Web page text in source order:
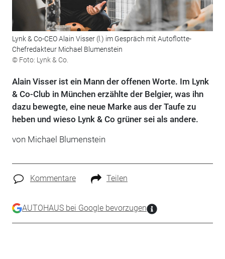
Lynk & Co-CEO Alain Visser (l.) im Gespräch mit Autoflotte-
Chefredakteur Michael Blumenstein
© Foto: Lynk & Co.
Alain Visser ist ein Mann der offenen Worte. Im Lynk
& Co-Club in München erzählte der Belgier, was ihn
dazu bewegte, eine neue Marke aus der Taufe zu
heben und wieso Lynk & Co grüner sei als andere.
von Michael Blumenstein
Kommentare Teilen
AUTOHAUS bei Google bevorzugen